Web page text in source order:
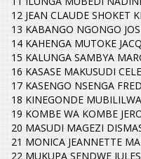
12 JEAN CLAUDE SHOKET
13 KABANGO NGONGO
14 KAHENGA MUTOKE
15 KALUNGA SAMBYA
16 KASASE MAKUSUDI
17 KASENGO NSENGA
18 KINEGONDE
19 KOMBE WA KOMBE
20 MASUDI MAGEZI
21 MONICA JEANNETTE
22 MUKUPA SENDWE